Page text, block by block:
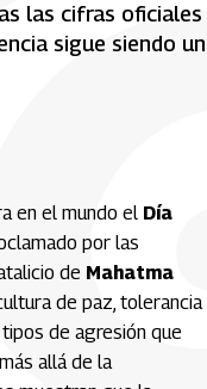
las cifras oficiales
sigue siendo un
en el mundo el Día
por las
de Mahatma
de paz, tolerancia
de agresión que
allá de la